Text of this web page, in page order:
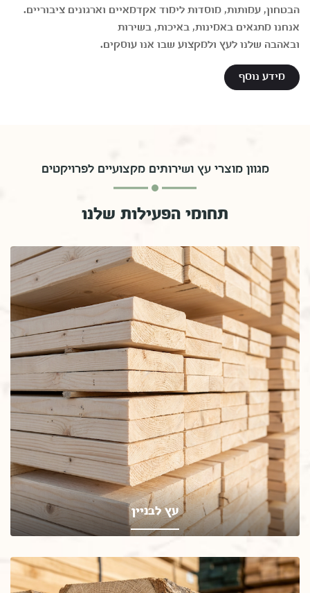
הבטחון, עמותות, מוסדות לימוד אקדמאיים וארגונים ציבוריים.
אנחנו מתגאים באמינות, באיכות, בשירות
ובאהבה שלנו לעץ ולמקצוע שבו אנו עוסקים.
מידע נוסף
מגוון מוצרי עץ ושירותים מקצועיים לפרויקטים
תחומי הפעילות שלנו
עץ לבניין